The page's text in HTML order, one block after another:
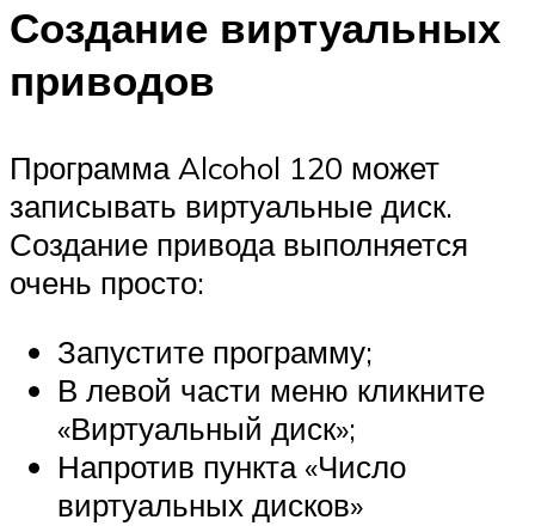
Создание виртуальных
приводов
Программа Alcohol 120 может
записывать виртуальные диск.
Создание привода выполняется
очень просто:
Запустите программу;
В левой части меню кликните
«Виртуальный диск»;
Напротив пункта «Число
виртуальных дисков»